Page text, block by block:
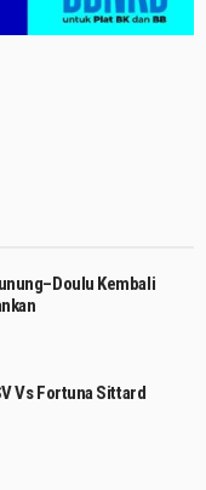
Kembali
Vs Fortuna Sittard